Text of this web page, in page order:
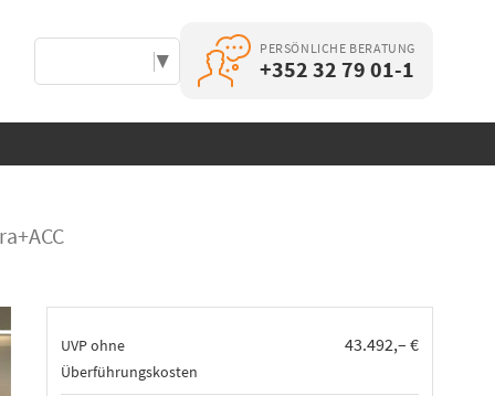
▼
PERSÖNLICHE BERATUNG
+352 32 79 01-1
UVP ohne
Überführungskosten
43.492,– €